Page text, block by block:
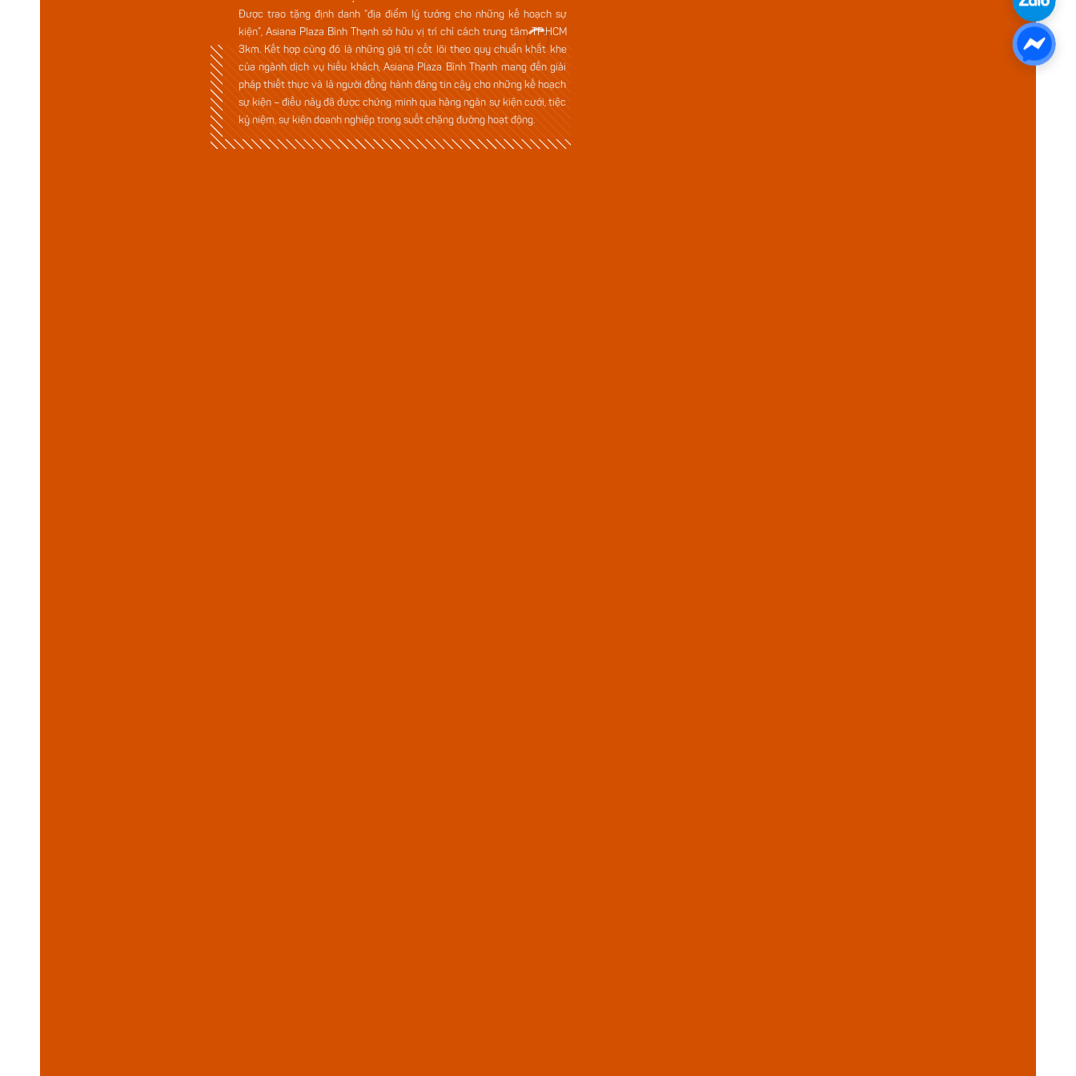
Được trao tặng định danh “địa điểm lý tưởng cho những kế hoạch sự
kiện”, Asiana Plaza Bình Thạnh sở hữu vị trí chỉ cách trung tâm TP.HCM
3km. Kết hợp cùng đó là những giá trị cốt lõi theo quy chuẩn khắt khe
của ngành dịch vụ hiếu khách, Asiana Plaza Bình Thạnh mang đến giải
pháp thiết thực và là người đồng hành đáng tin cậy cho những kế hoạch
sự kiện – điều này đã được chứng minh qua hàng ngàn sự kiện cưới, tiệc
kỷ niệm, sự kiện doanh nghiệp trong suốt chặng đường hoạt động.